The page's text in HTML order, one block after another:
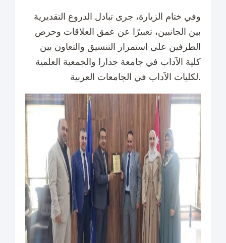
وفي ختام الزيارة، جرى تبادل الدروع التقديرية
بين الجانبين، تعبيرًا عن عمق العلاقات وحرص
الطرفين على استمرار التنسيق والتعاون بين
كلية الآداب في جامعة جدارا والجمعية العلمية
لكليات الآداب في الجامعات العربية.